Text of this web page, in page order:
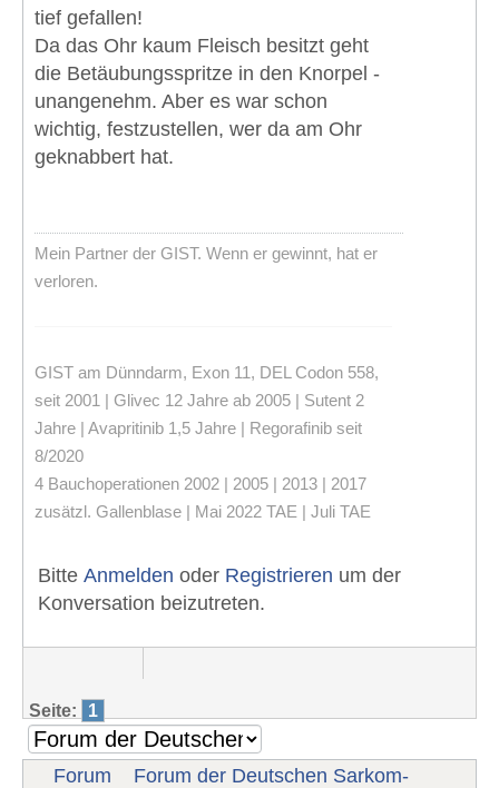
tief gefallen!
Da das Ohr kaum Fleisch besitzt geht
die Betäubungsspritze in den Knorpel -
unangenehm. Aber es war schon
wichtig, festzustellen, wer da am Ohr
geknabbert hat.
Mein Partner der GIST. Wenn er gewinnt, hat er
verloren.
GIST am Dünndarm, Exon 11, DEL Codon 558,
seit 2001 | Glivec 12 Jahre ab 2005 | Sutent 2
Jahre | Avapritinib 1,5 Jahre | Regorafinib seit
8/2020
4 Bauchoperationen 2002 | 2005 | 2013 | 2017
zusätzl. Gallenblase | Mai 2022 TAE | Juli TAE
Bitte Anmelden oder Registrieren um der
Konversation beizutreten.
Seite: 1
Forum
Forum der Deutschen Sarkom-